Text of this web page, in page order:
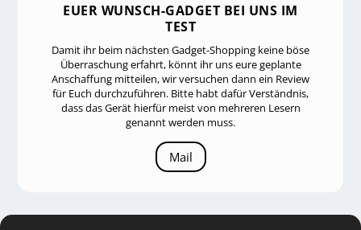
EUER WUNSCH-GADGET BEI UNS IM
TEST
Damit ihr beim nächsten Gadget-Shopping keine böse
Überraschung erfahrt, könnt ihr uns eure geplante
Anschaffung mitteilen, wir versuchen dann ein Review
für Euch durchzuführen. Bitte habt dafür Verständnis,
dass das Gerät hierfür meist von mehreren Lesern
genannt werden muss.
Mail